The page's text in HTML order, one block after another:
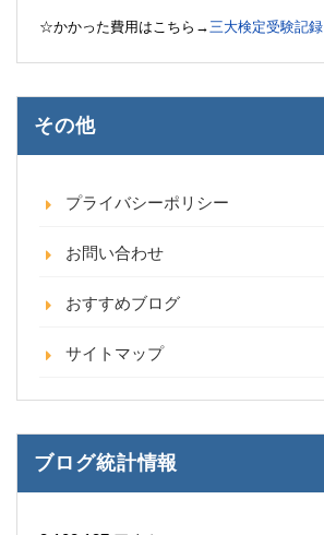
☆かかった費用はこちら→三大検定受験記録
その他
プライバシーポリシー
お問い合わせ
おすすめブログ
サイトマップ
ブログ統計情報